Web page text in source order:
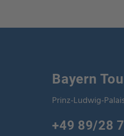
Bayern
Prinz-Ludwig-
+49 89/28